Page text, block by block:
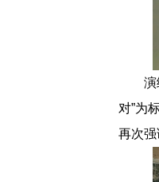
演
对”为
再次强